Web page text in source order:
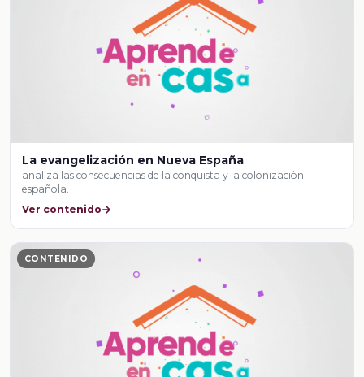
La evangelización en Nueva España
analiza las consecuencias de la conquista y la colonización
española.
Ver contenido
CONTENIDO